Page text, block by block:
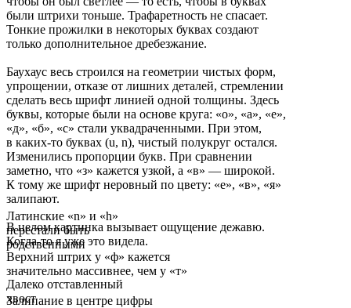
были штрихи тоньше. Трафаретность не спасает.
Тонкие прожилки в некоторых буквах создают
только дополнительное дребезжание.
Баухаус весь строился на геометрии чистых форм,
упрощении, отказе от лишних деталей, стремлении
сделать весь шрифт линией одной толщины. Здесь
буквы, которые были на основе круга: «о», «a», «е»,
«д», «б», «c» стали уквадраченными. При этом,
в каких-то буквах (u, n), чистый полукруг остался.
Изменились пропорции букв. При сравнении
заметно, что «з» кажется узкой, а «в» — широкой.
К тому же шрифт неровный по цвету: «е», «в», «я»
залипают.
В целом картинка вызывает ощущение дежавю.
Когда-то я уже это видела.
Латинские «n» и «h»
перестали быть
родственными
Верхний штрих у «ф» кажется
значительно масcивнее, чем у «т»
Далеко отставленный
хвост
Залипание в центре цифры